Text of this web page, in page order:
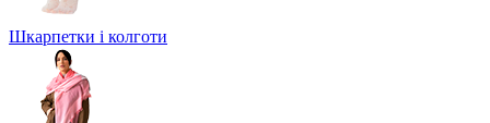
Шкарпетки і колготи